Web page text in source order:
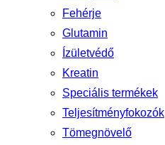
Fehérje
Glutamin
Ízületvédő
Kreatin
Speciális termékek
Teljesítményfokozók
Tömegnövelő